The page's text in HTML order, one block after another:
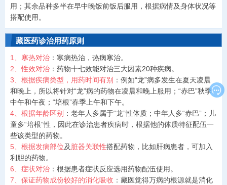

用；其余品种多半在早中晚饭前饭后服用，根据病情及身体状况等
搭配使用。
藏医药诊治用药原则
1、寒热对治 ：寒病热治，热病寒治。
2、性效对治 ：药物十七效能对治三大因素20种疾病。
3、根据疾病类型，用药时间有别 ：例如“龙”病多发生在夏天凌晨
和晚上，所以将针对“龙”病的药物在凌晨和晚上服用；“赤巴”秋季
中午和午夜；“培根”春季上午和下午。
4、根据年龄区别 ：老年人多属于“龙”性体质；中年人多“赤巴”；儿
童多“培根”性，因此在诊治患者疾病时，根据他的体质特征配伍一
些该类型的药物。
5、根据发病部位及脏器关联性搭配药物，比如肝病患者，可加入
利胆的药物。
6、症状对治 ：根据患者症状反应选用药物配伍使用。
7、保证药物成份较好的消化吸收 ：藏医觉得万病的根源就是消化